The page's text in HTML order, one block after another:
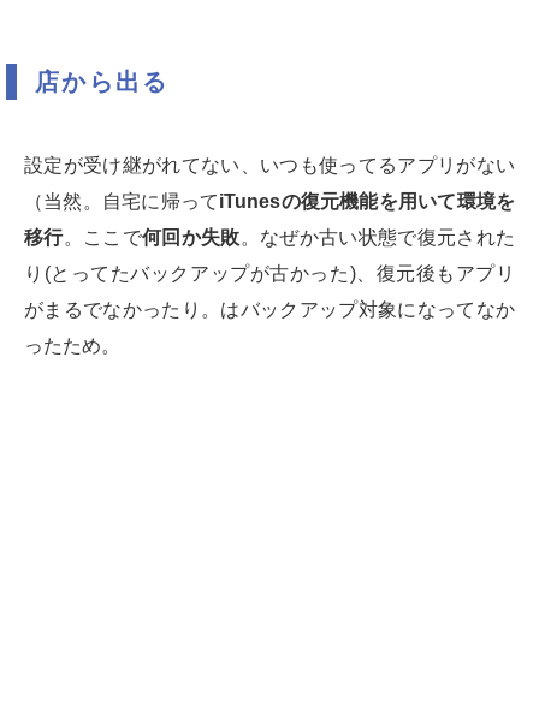
店から出る
設定が受け継がれてない、いつも使ってるアプリがない
（当然。自宅に帰ってiTunesの復元機能を用いて環境を
移行。ここで何回か失敗。なぜか古い状態で復元された
り(とってたバックアップが古かった)、復元後もアプリ
がまるでなかったり。はバックアップ対象になってなか
ったため。